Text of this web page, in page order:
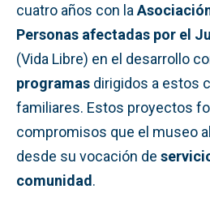
cuatro años con la
Personas afectadas por el
(Vida Libre) en el desarrollo
programas dirigidos a estos
familiares. Estos proyectos
compromisos que el museo
desde su vocación de
comunidad.